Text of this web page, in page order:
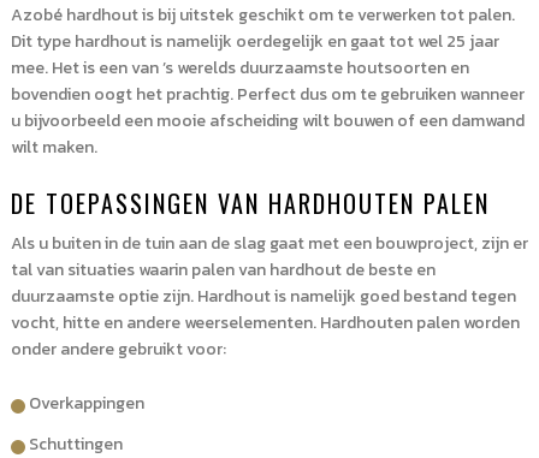
Azobé hardhout is bij uitstek geschikt om te verwerken tot palen.
Dit type hardhout is namelijk oerdegelijk en gaat tot wel 25 jaar
mee. Het is een van ’s werelds duurzaamste houtsoorten en
bovendien oogt het prachtig. Perfect dus om te gebruiken wanneer
u bijvoorbeeld een mooie afscheiding wilt bouwen of een damwand
wilt maken.
DE TOEPASSINGEN VAN HARDHOUTEN PALEN
Als u buiten in de tuin aan de slag gaat met een bouwproject, zijn er
tal van situaties waarin palen van hardhout de beste en
duurzaamste optie zijn. Hardhout is namelijk goed bestand tegen
vocht, hitte en andere weerselementen. Hardhouten palen worden
onder andere gebruikt voor:
Overkappingen
Schuttingen